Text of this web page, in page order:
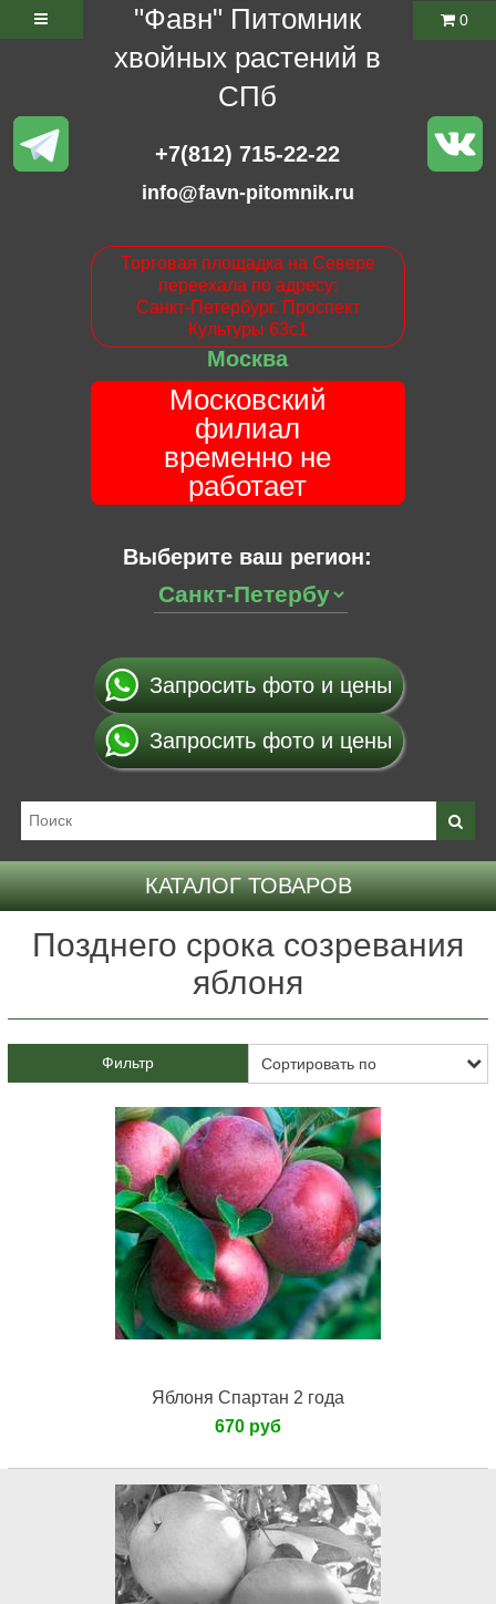
"Фавн" Питомник
хвойных растений в
СПб
+7(812) 715-22-22
info@favn-pitomnik.ru
Торговая площадка на Севере
переехала по адресу:
Санкт-Петербург. Проспект
Культуры 63с1
Москва
Московский
филиал
временно не
работает
Выберите ваш регион:
0
Запросить фото и цены
Запросить фото и цены
КАТАЛОГ ТОВАРОВ
Позднего срока созревания
яблоня
Фильтр
Яблоня Спартан 2 года
670 руб